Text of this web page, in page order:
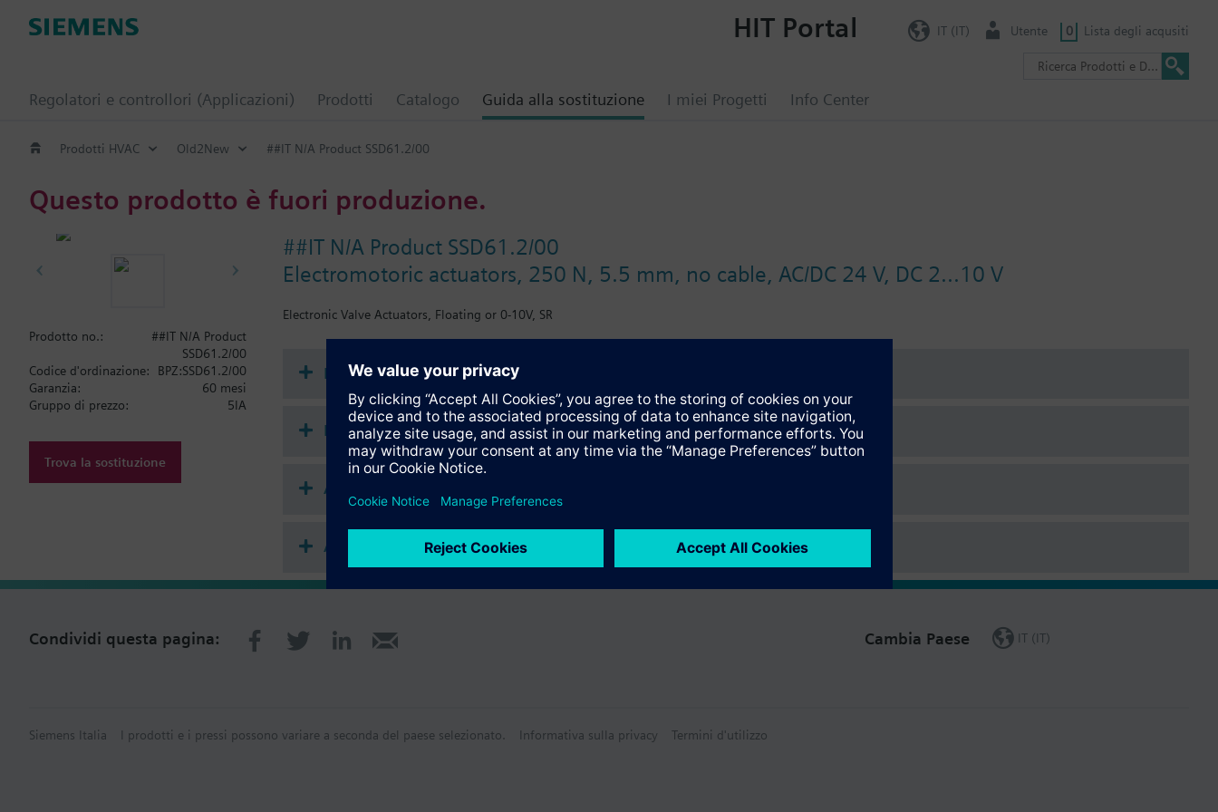
Regolatori e controllori (Applicazioni) Prodotti Catalogo Guida alla sostituzione I miei Progetti Info Center
HIT Portal IT (IT) Utente 0 Lista degli acqusiti
Prodotti HVAC Old2New ##IT N/A Product SSD61.2/00
Questo prodotto è fuori produzione.
##IT N/A Product SSD61.2/00
Electromotoric actuators, 250 N, 5.5 mm, no cable, AC/DC 24 V, DC 2...10 V
Electronic Valve Actuators, Floating or 0-10V, SR
Prodotto no.:
##IT N/A Product
SSD61.2/00
Codice d'ordinazione:
BPZ:SSD61.2/00
Garanzia:
60 mesi
Gruppo di prezzo:
5IA
Trova la sostituzione
Documenti
Riepilogo Tecnico
Accessori
Accessori multi seleizonabili
Condividi questa pagina: Cambia Paese IT (IT)
Siemens Italia I prodotti e i pressi possono variare a seconda del paese selezionato. Informativa sulla privacy Termini d'utilizzo